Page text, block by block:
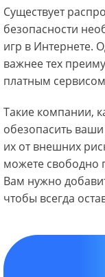
Существует
безопасности
игр в Интернете.
важнее тех
платным
Такие компании,
обезопасить
их от внешних
можете свободно
Вам нужно
чтобы всегда